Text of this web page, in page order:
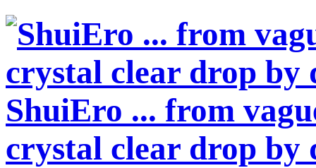
ShuiEro ... from
crystal clear drop by